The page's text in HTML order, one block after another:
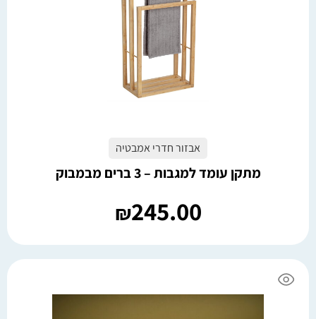
אבזור חדרי אמבטיה
מתקן עומד למגבות – 3 ברים מבמבוק
₪245.00